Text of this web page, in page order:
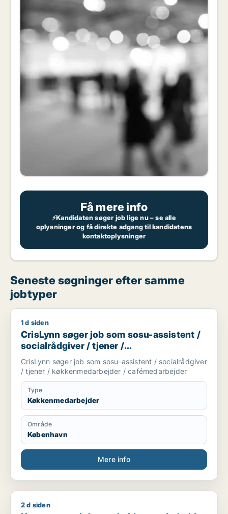
Få mere info
⚡Kandidaten søger job lige nu – se alle
oplysninger og få direkte adgang til kandidatens
kontaktoplysninger
Seneste søgninger efter samme
jobtyper
CrisLynn søger job som sosu-assistent / socialrådgiver /
1 d siden
CrisLynn søger job som sosu-assistent /
socialrådgiver / tjener /
køkkenmedarbejder / cafémedarbejder
CrisLynn søger job som sosu-assistent / socialrådgiver
/ tjener / køkkenmedarbejder / cafémedarbejder
Type
Køkkenmedarbejder
Område
København
Mere info
Ирина søger job som køkkenmedarbejder
2 d siden